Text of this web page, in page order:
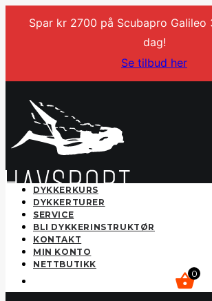
Spar kr 2700 på Scubapro Galileo
dag!
Se tilbud her
DYKKERKURS
DYKKERTURER
SERVICE
BLI DYKKERINSTRUKTØR
KONTAKT
MIN KONTO
NETTBUTIKK
0